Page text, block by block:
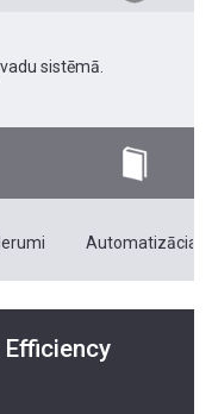
sistēmā.
Automatizācias